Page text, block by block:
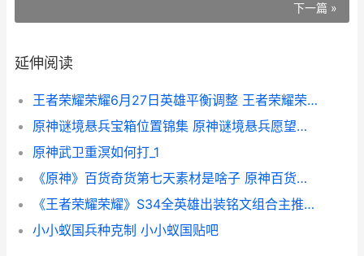
下一篇 »
延伸阅读
王者荣耀荣耀6月27日英雄平衡调整 王者荣耀荣耀61星
原神谜境悬兵宝箱位置锦集 原神谜境悬兵愿望任务
原神武卫重溟如何打_1
《原神》百货奇货第七天素材是啥子 原神百货奇货每日刷新时间
《王者荣耀荣耀》S34全英雄出装铭文组合主推集合 王者荣耀荣耀之章命运篇
小小蚁国兵种克制 小小蚁国贴吧